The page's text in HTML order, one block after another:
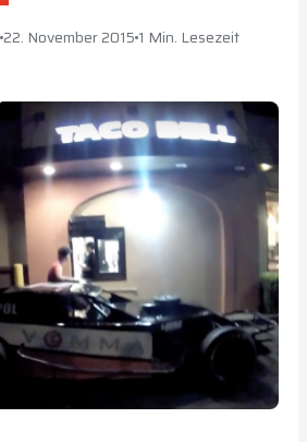
22. November 2015 1 Min. Lesezeit